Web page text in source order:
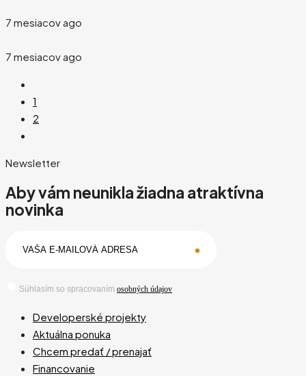
7 mesiacov ago
7 mesiacov ago
1
2
Newsletter
Aby vám neunikla žiadna atraktívna
novinka
Súhlasím so spracovaním osobných údajov
Developerské projekty
Aktuálna ponuka
Chcem predať / prenajať
Financovanie